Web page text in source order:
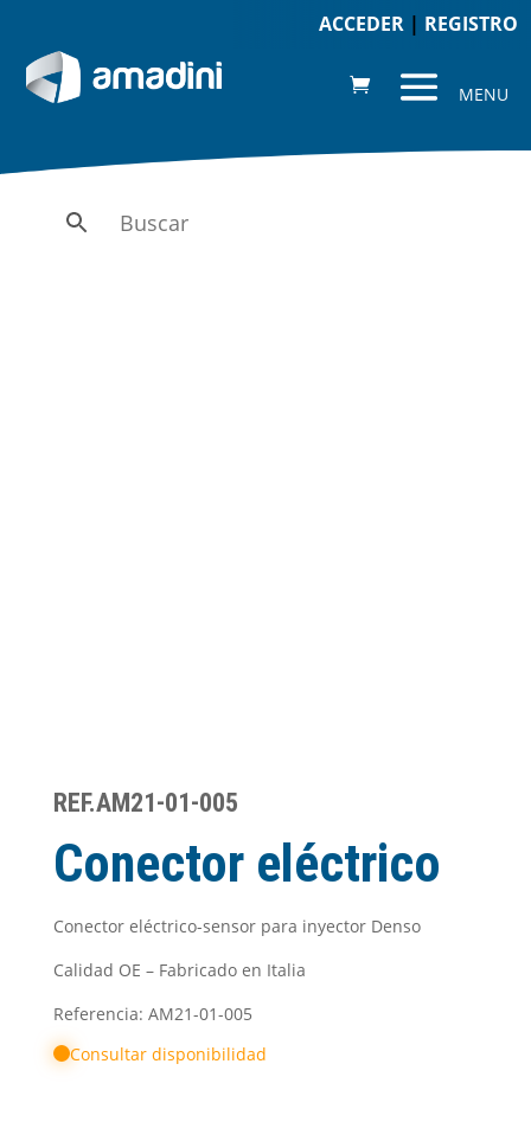
ACCEDER| REGISTRO
REF.AM21-01-005
Conector eléctrico
Conector eléctrico-sensor para inyector Denso
Calidad OE – Fabricado en Italia
Referencia: AM21-01-005
Consultar disponibilidad